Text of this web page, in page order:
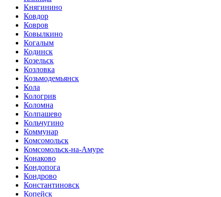
Княгинино
Ковдор
Ковров
Ковылкино
Когалым
Кодинск
Козельск
Козловка
Козьмодемьянск
Кола
Кологрив
Коломна
Колпашево
Кольчугино
Коммунар
Комсомольск
Комсомольск-на-Амуре
Конаково
Кондопога
Кондрово
Константиновск
Копейск